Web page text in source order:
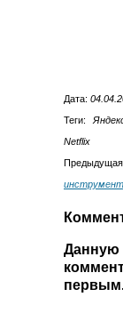
Дата:
Теги:
Netflix
Данную